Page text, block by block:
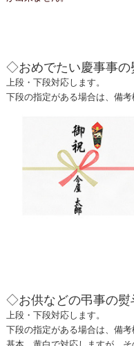
◇おめでたい慶事事の
上段・下段対応します。
下段の指定がある場合は、備考
◇お供などの弔事の熨
上段・下段対応します。
下段の指定がある場合は、備考